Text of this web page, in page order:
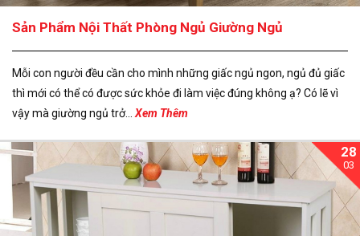
Sản Phẩm Nội Thất Phòng Ngủ Giường Ngủ
Mỗi con người đều cần cho mình những giấc ngủ ngon, ngủ đủ giấc
thì mới có thể có được sức khỏe đi làm việc đúng không ạ? Có lẽ vì
vậy mà giường ngủ trở... Xem Thêm
28
03